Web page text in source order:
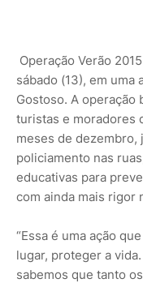
Operação Verão
sábado (13), em uma
Gostoso. A operação
turistas e moradores
meses de
policiamento nas
educativas para
com ainda mais rigor
“Essa é uma ação
lugar, proteger a
sabemos que tanto